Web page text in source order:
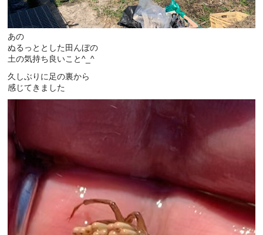
あの
ぬるっととした田んぼの
土の気持ち良いこと^_^
久しぶりに足の裏から
感じてきました